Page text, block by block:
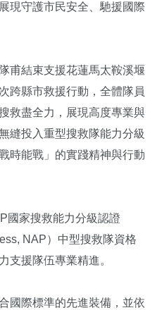
現守護市民安全、馳援國際
甫結束支援花蓮馬太鞍溪堰
跨縣市救援行動，全體隊員
救盡全力，展現高度專業與
縫投入重型搜救隊能力分級
時能戰」的實踐精神與行動
國家搜救能力分級認證
NAP）中型搜救隊資格
支援隊伍專業精進。
國際標準的先進裝備，並依